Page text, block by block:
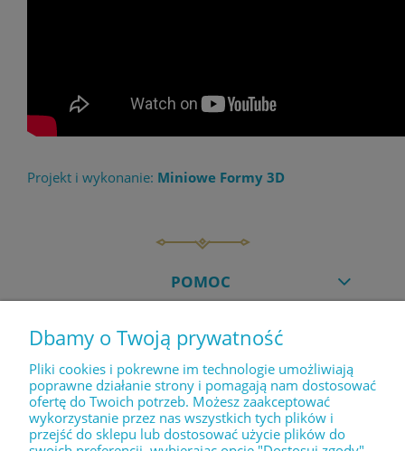
Projekt i wykonanie: Miniowe Formy 3D
POMOC
MOJE KONTO
PŁATNOŚCI I DOSTAWA
Dbamy o Twoją prywatność
Pliki cookies i pokrewne im technologie umożliwiają
poprawne działanie strony i pomagają nam dostosować
ofertę do Twoich potrzeb. Możesz zaakceptować
wykorzystanie przez nas wszystkich tych plików i
przejść do sklepu lub dostosować użycie plików do